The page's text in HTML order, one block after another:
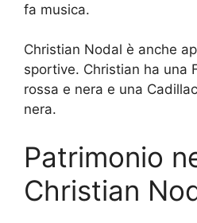
fa musica.
Christian Nodal è anche
sportive. Christian ha una
rossa e nera e una
nera.
Patrimonio
Christian